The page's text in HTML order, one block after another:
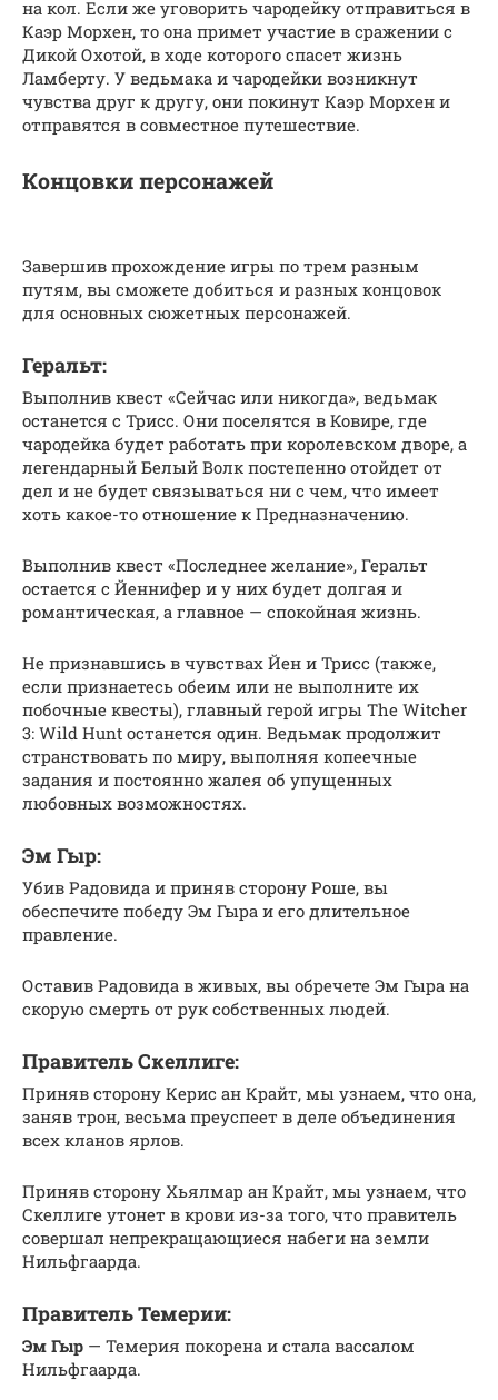
на кол. Если же уговорить чародейку отправиться в
Каэр Морхен, то она примет участие в сражении с
Дикой Охотой, в ходе которого спасет жизнь
Ламберту. У ведьмака и чародейки возникнут
чувства друг к другу, они покинут Каэр Морхен и
отправятся в совместное путешествие.
Концовки персонажей
Завершив прохождение игры по трем разным
путям, вы сможете добиться и разных концовок
для основных сюжетных персонажей.
Геральт:
Выполнив квест «Сейчас или никогда», ведьмак
останется с Трисс. Они поселятся в Ковире, где
чародейка будет работать при королевском дворе, а
легендарный Белый Волк постепенно отойдет от
дел и не будет связываться ни с чем, что имеет
хоть какое-то отношение к Предназначению.
Выполнив квест «Последнее желание», Геральт
остается с Йеннифер и у них будет долгая и
романтическая, а главное — спокойная жизнь.
Не признавшись в чувствах Йен и Трисс (также,
если признаетесь обеим или не выполните их
побочные квесты), главный герой игры The Witcher
3: Wild Hunt останется один. Ведьмак продолжит
странствовать по миру, выполняя копеечные
задания и постоянно жалея об упущенных
любовных возможностях.
Эм Гыр:
Убив Радовида и приняв сторону Роше, вы
обеспечите победу Эм Гыра и его длительное
правление.
Оставив Радовида в живых, вы обречете Эм Гыра на
скорую смерть от рук собственных людей.
Правитель Скеллиге:
Приняв сторону Керис ан Крайт, мы узнаем, что она,
заняв трон, весьма преуспеет в деле объединения
всех кланов ярлов.
Приняв сторону Хьялмар ан Крайт, мы узнаем, что
Скеллиге утонет в крови из-за того, что правитель
совершал непрекращающиеся набеги на земли
Нильфгаарда.
Правитель Темерии:
Эм Гыр — Темерия покорена и стала вассалом
Нильфгаарда.